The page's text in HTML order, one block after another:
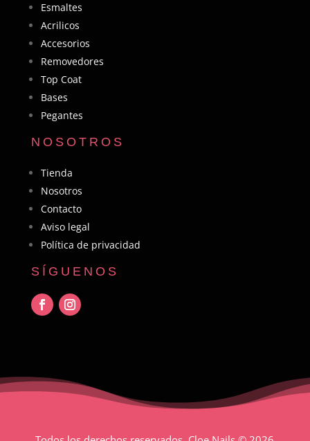
Esmaltes
Acrilicos
Accesorios
Removedores
Top Coat
Bases
Pegantes
NOSOTROS
Tienda
Nosotros
Contacto
Aviso legal
Política de privacidad
SÍGUENOS